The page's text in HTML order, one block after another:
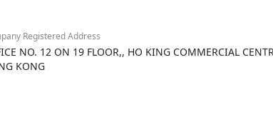
Registered Address
NO. 12 ON 19 FLOOR,, HO KING COMMERCIAL
KONG